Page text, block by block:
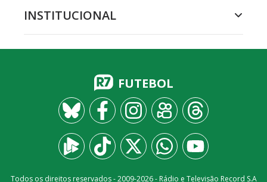
INSTITUCIONAL
FUTEBOL
Todos os direitos reservados - 2009-2026- Rádio e Televisão Record S.A